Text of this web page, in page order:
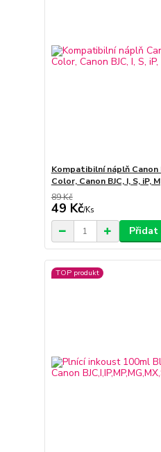
Kompatibilní náplň Canon
Color, Canon BJC, I, S, iP,
89 Kč
49 Kč/Ks
Přidat
TOP produkt